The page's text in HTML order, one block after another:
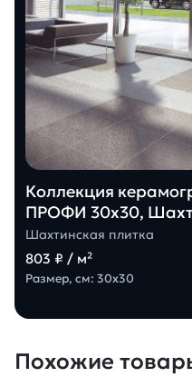
Коллекция
ПРОФИ 30х30,
Шахтинская плитка
803 ₽ / м²
Размер, см: 30х30
Похожие